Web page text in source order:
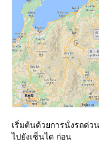
เริ่มต้นด้วยการนั่งรถด่ว
ไปยังเซ็นได ก่อน